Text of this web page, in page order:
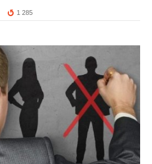
1 285